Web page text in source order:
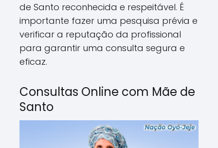
de Santo reconhecida e respeitável. É
importante fazer uma pesquisa prévia e
verificar a reputação da profissional
para garantir uma consulta segura e
eficaz.
Consultas Online com Mãe de
Santo